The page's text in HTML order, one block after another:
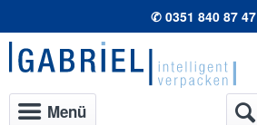
✆ 0351 840 87 47
Menü